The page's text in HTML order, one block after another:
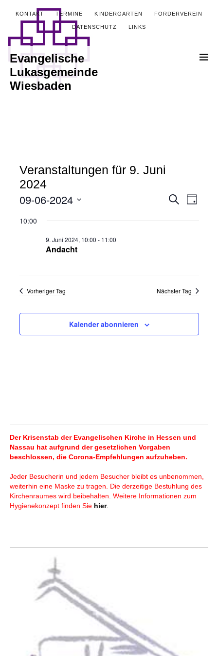
KONTAKT TERMINE KINDERGARTEN FÖRDERVEREIN
DATENSCHUTZ LINKS
Evangelische
Lukasgemeinde
Wiesbaden
Veranstaltungen für 9. Juni
2024
Suche Tag
09-06-2024
wählen.
10:00
Andacht
9. Juni 2024, 10:00 - 11:00
Vorheriger Tag Nächster Tag
Kalender abonnieren
Der Krisenstab der Evangelischen Kirche in Hessen und
Nassau hat aufgrund der gesetzlichen Vorgaben
beschlossen, die Corona-Empfehlungen aufzuheben.
Jeder Besucherin und jedem Besucher bleibt es unbenommen,
weiterhin eine Maske zu tragen. Die derzeitige Bestuhlung des
Kirchenraumes wird beibehalten. Weitere Informationen zum
Hygienekonzept finden Sie hier.